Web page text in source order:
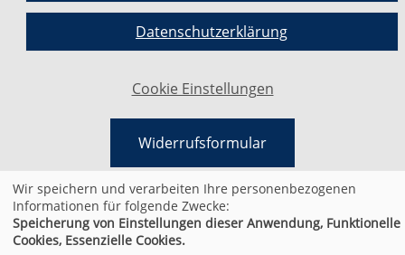
Datenschutzerklärung
Cookie Einstellungen
Widerrufsformular
Wir speichern und verarbeiten Ihre personenbezogenen
Informationen für folgende Zwecke:
Speicherung von Einstellungen dieser Anwendung, Funktionelle
Cookies, Essenzielle Cookies.